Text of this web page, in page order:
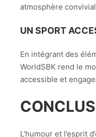
atmosphère
UN SPORT
En intégrant des
WorldSBK rend le
accessible et
L’humour et l’esprit